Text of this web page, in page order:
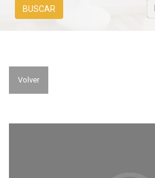
BUSCAR
Volver